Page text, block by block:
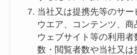
当社又は提携先等のサー
ウエア、コンテンツ、商
ウェブサイト等の利用者
数・閲覧者数や当社又は